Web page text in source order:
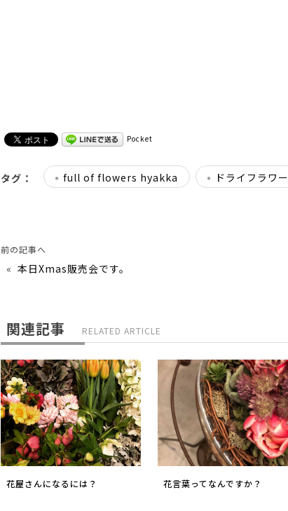
Pocket
タグ： full of flowers hyakka ドライフラワー
前の記事へ
« 本日Xmas販売会です。
関連記事 RELATED ARTICLE
花屋さんになるには？ 花言葉ってなんですか？